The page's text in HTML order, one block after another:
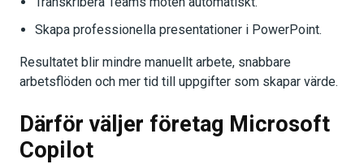
Skapa professionella presentationer i PowerPoint.
Resultatet blir mindre manuellt arbete, snabbare
arbetsflöden och mer tid till uppgifter som skapar värde.
Därför väljer företag Microsoft
Copilot